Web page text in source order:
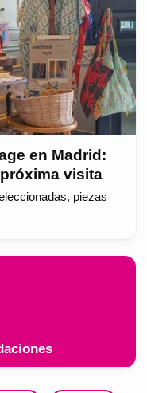
en Madrid:
visita
piezas